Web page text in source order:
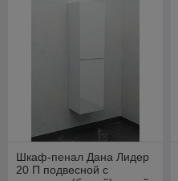
Шкаф-пенал Дана Лидер
20 П подвесной с